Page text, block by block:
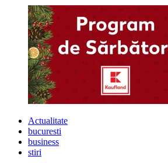
Actualitate
bucuresti
business
stiri